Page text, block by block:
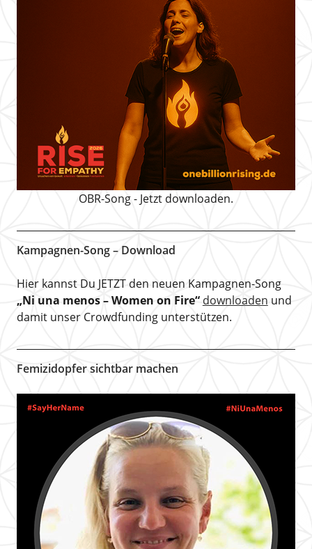
OBR-Song - Jetzt downloaden.
Kampagnen-Song – Download
Hier kannst Du JETZT den neuen Kampagnen-Song
„Ni una menos – Women on Fire“ downloaden und
damit unser Crowdfunding unterstützen.
Femizidopfer sichtbar machen